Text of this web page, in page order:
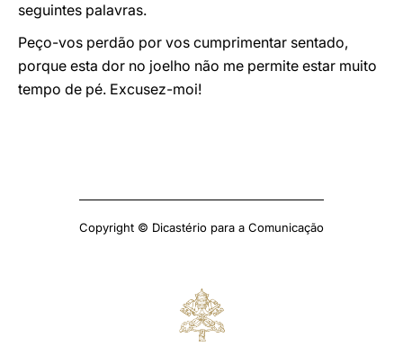
seguintes palavras.
Peço-vos perdão por vos cumprimentar sentado,
porque esta dor no joelho não me permite estar muito
tempo de pé. Excusez-moi!
Copyright © Dicastério para a Comunicação